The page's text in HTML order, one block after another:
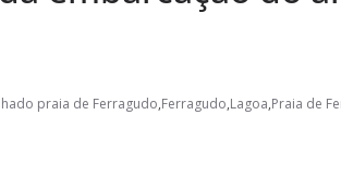
praia de Ferragudo,Ferragudo,Lagoa,Praia de